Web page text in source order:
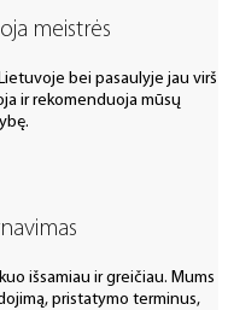
meistrės
bei pasaulyje jau virš
ir rekomenduoja mūsų
išsamiau ir greičiau. Mums
pristatymo terminus,